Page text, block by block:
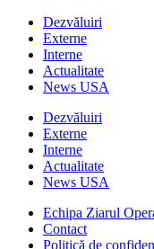
Dezvăluiri
Externe
Interne
Actualitate
News USA
Dezvăluiri
Externe
Interne
Actualitate
News USA
Echipa Ziarul
Contact
Politică de